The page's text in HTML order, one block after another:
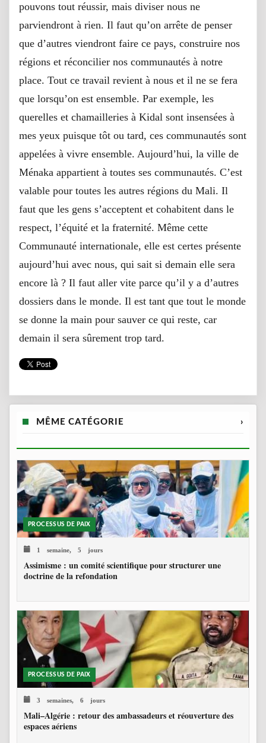
pouvons tout réussir, mais diviser nous ne
parviendront à rien. Il faut qu’on arrête de penser
que d’autres viendront faire ce pays, construire nos
régions et réconcilier nos communautés à notre
place. Tout ce travail revient à nous et il ne se fera
que lorsqu’on est ensemble. Par exemple, les
querelles et chamailleries à Kidal sont insensées à
mes yeux puisque tôt ou tard, ces communautés sont
appelées à vivre ensemble. Aujourd’hui, la ville de
Ménaka appartient à toutes ses communautés. C’est
valable pour toutes les autres régions du Mali. Il
faut que les gens s’acceptent et cohabitent dans le
respect, l’équité et la fraternité. Même cette
Communauté internationale, elle est certes présente
aujourd’hui avec nous, qui sait si demain elle sera
encore là ? Il faut aller vite parce qu’il y a d’autres
dossiers dans le monde. Il est tant que tout le monde
se donne la main pour sauver ce qui reste, car
demain il sera sûrement trop tard.
MÊME CATÉGORIE ›
PROCESSUS DE PAIX
1 semaine, 5 jours
Assimisme : un comité scientifique pour structurer une
doctrine de la refondation
PROCESSUS DE PAIX
3 semaines, 6 jours
Mali–Algérie : retour des ambassadeurs et réouverture des
espaces aériens